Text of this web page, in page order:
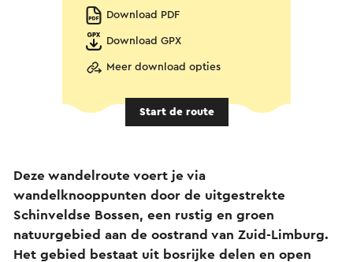
Download PDF
Download GPX
Meer download opties
Start de route
Deze wandelroute voert je via
wandelknooppunten door de uitgestrekte
Schinveldse Bossen, een rustig en groen
natuurgebied aan de oostrand van Zuid-Limburg.
Het gebied bestaat uit bosrijke delen en open